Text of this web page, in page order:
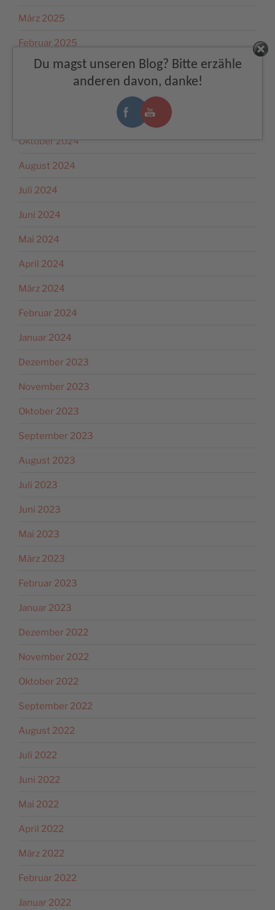
März 2025
Februar 2025
Januar 2025
Oktober 2024
August 2024
Juli 2024
Juni 2024
Mai 2024
April 2024
März 2024
Februar 2024
Januar 2024
Dezember 2023
November 2023
Oktober 2023
September 2023
August 2023
Juli 2023
Juni 2023
Mai 2023
März 2023
Februar 2023
Januar 2023
Dezember 2022
November 2022
Oktober 2022
September 2022
August 2022
Juli 2022
Juni 2022
Mai 2022
April 2022
März 2022
Februar 2022
Januar 2022
Du magst unseren Blog? Bitte erzähle
anderen davon, danke!
Facebook